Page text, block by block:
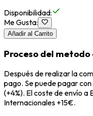
Disponibilidad:
Me Gusta:
Añadir al Carrito
Proceso del metodo
Después de realizar la
pago. Se puede pagar
(+4%). El coste de envío
Internacionales +15€.